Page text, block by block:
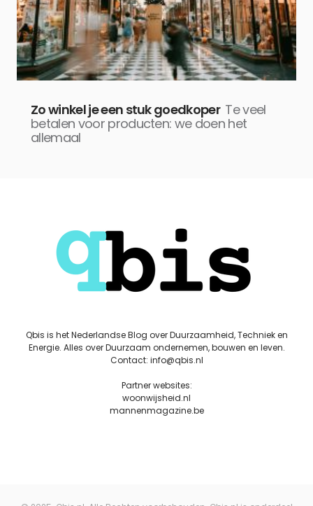
Zo winkel je een stuk goedkoper Te veel
betalen voor producten: we doen het
allemaal
Qbis is het Nederlandse Blog over Duurzaamheid, Techniek en
Energie. Alles over Duurzaam ondernemen, bouwen en leven.
Contact: info@qbis.nl
Partner websites:
woonwijsheid.nl
mannenmagazine.be